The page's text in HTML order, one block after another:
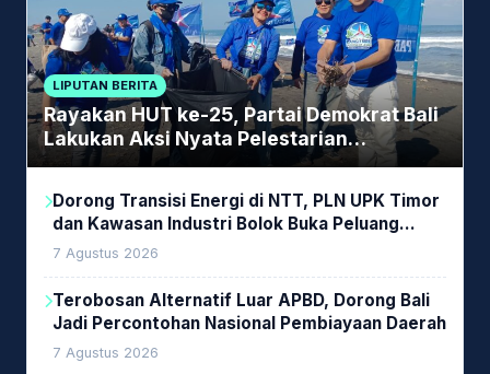
LIPUTAN BERITA
Rayakan HUT ke-25, Partai Demokrat Bali
Lakukan Aksi Nyata Pelestarian
Lingkungan
Dorong Transisi Energi di NTT, PLN UPK Timor
dan Kawasan Industri Bolok Buka Peluang
Investasi Woodchip untuk Cofiring PLTU Bolok
7 Agustus 2026
Terobosan Alternatif Luar APBD, Dorong Bali
Jadi Percontohan Nasional Pembiayaan Daerah
7 Agustus 2026